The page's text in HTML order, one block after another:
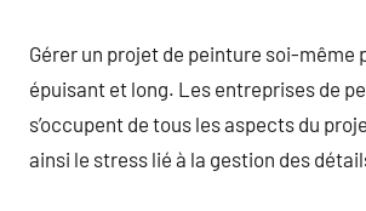
Gérer un projet de peinture soi-même
épuisant et long. Les entreprises de
s’occupent de tous les aspects du
ainsi le stress lié à la gestion des